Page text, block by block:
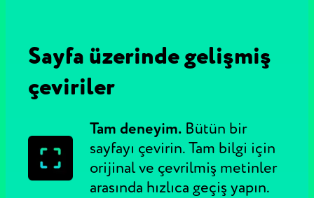
Sayfa üzerinde gelişmiş
çeviriler
Tam deneyim. Bütün bir
sayfayı çevirin. Tam bilgi için
orijinal ve çevrilmiş metinler
arasında hızlıca geçiş yapın.